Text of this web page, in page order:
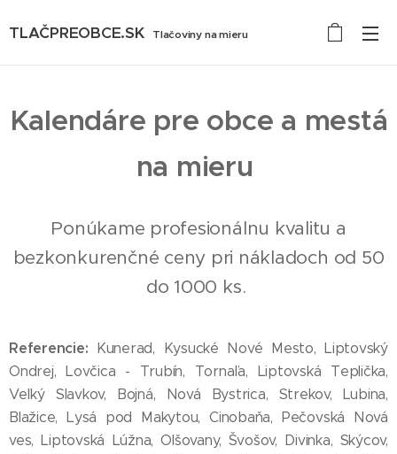
TLAČPREOBCE.SK Tlačoviny na mieru
Kalendáre pre obce a mestá
na mieru
Ponúkame profesionálnu kvalitu a
bezkonkurenčné ceny pri nákladoch od 50
do 1000 ks.
Referencie: Kunerad, Kysucké Nové Mesto, Liptovský
Ondrej, Lovčica - Trubín, Tornaľa, Liptovská Teplička,
Veľký Slavkov, Bojná, Nová Bystrica, Strekov, Lubina,
Blažice, Lysá pod Makytou, Cinobaňa, Pečovská Nová
ves, Liptovská Lúžna, Olšovany, Švošov, Divinka, Skýcov,